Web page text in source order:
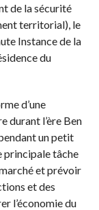
de la sécurité
territorial), le
Instance de la
du
d’une
durant l’ère Ben
un petit
principale tâche
et prévoir
et des
l’économie du